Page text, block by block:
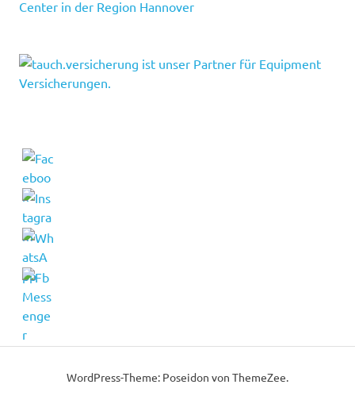
WordPress-Theme: Poseidon von ThemeZee.